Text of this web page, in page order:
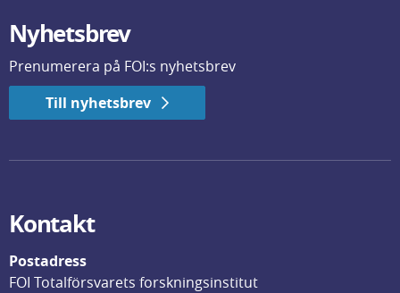
Nyhetsbrev
Prenumerera på FOI:s nyhetsbrev
Till nyhetsbrev
Kontakt
Postadress
FOI Totalförsvarets forskningsinstitut